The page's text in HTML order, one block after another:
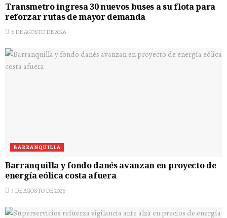
Transmetro ingresa 30 nuevos buses a su flota para
reforzar rutas de mayor demanda
6 DE AGOSTO DE 2026
BARRANQUILLA
Barranquilla y fondo danés avanzan en proyecto de
energía eólica costa afuera
5 DE AGOSTO DE 2026